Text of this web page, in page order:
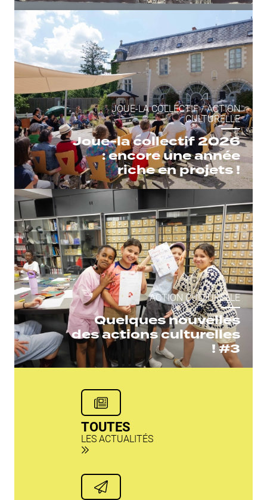
JOUE-LA COLLECTIF/ACTION
CULTURELLE
Joue-la collectif 2026
: encore une année
riche en projets !
ACTION CULTURELLE
Quelques nouvelles
des actions culturelles
! #3
TOUTES
LES ACTUALITÉS